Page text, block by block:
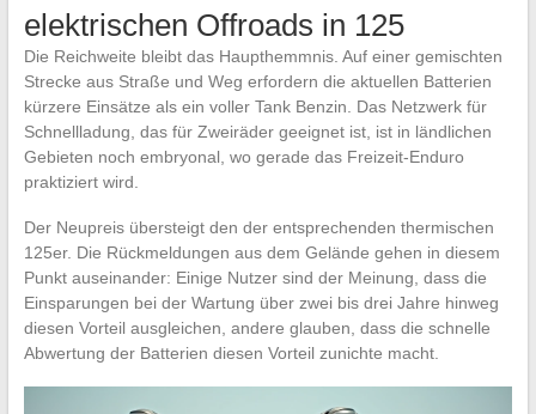
elektrischen Offroads in 125
Die Reichweite bleibt das Haupthemmnis. Auf einer gemischten
Strecke aus Straße und Weg erfordern die aktuellen Batterien
kürzere Einsätze als ein voller Tank Benzin. Das Netzwerk für
Schnellladung, das für Zweiräder geeignet ist, ist in ländlichen
Gebieten noch embryonal, wo gerade das Freizeit-Enduro
praktiziert wird.
Der Neupreis übersteigt den der entsprechenden thermischen
125er. Die Rückmeldungen aus dem Gelände gehen in diesem
Punkt auseinander: Einige Nutzer sind der Meinung, dass die
Einsparungen bei der Wartung über zwei bis drei Jahre hinweg
diesen Vorteil ausgleichen, andere glauben, dass die schnelle
Abwertung der Batterien diesen Vorteil zunichte macht.